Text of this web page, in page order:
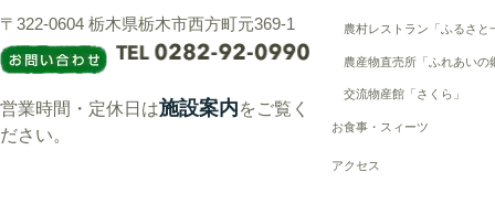
〒322-0604 栃木県栃木市西方町元369-1
営業時間・定休日は施設案内をご覧く
ださい。
農村レストラン「ふるさと
農産物直売所「ふれあいの
交流物産館「さくら」
お食事・スィーツ
アクセス